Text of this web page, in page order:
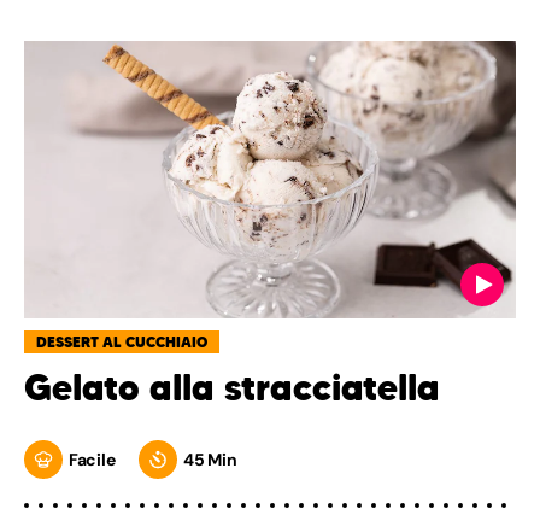
DESSERT AL CUCCHIAIO
Gelato alla stracciatella
Facile 45 Min